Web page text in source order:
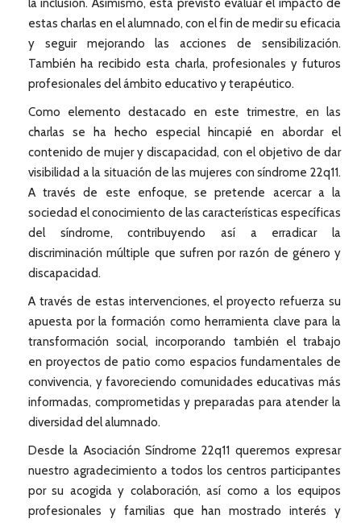
la inclusión. Asimismo, está previsto evaluar el impacto de
estas charlas en el alumnado, con el fin de medir su eficacia
y seguir mejorando las acciones de sensibilización.
También ha recibido esta charla, profesionales y futuros
profesionales del ámbito educativo y terapéutico.
Como elemento destacado en este trimestre, en las
charlas se ha hecho especial hincapié en abordar el
contenido de mujer y discapacidad, con el objetivo de dar
visibilidad a la situación de las mujeres con síndrome 22q11.
A través de este enfoque, se pretende acercar a la
sociedad el conocimiento de las características específicas
del síndrome, contribuyendo así a erradicar la
discriminación múltiple que sufren por razón de género y
discapacidad.
A través de estas intervenciones, el proyecto refuerza su
apuesta por la formación como herramienta clave para la
transformación social, incorporando también el trabajo
en proyectos de patio como espacios fundamentales de
convivencia, y favoreciendo comunidades educativas más
informadas, comprometidas y preparadas para atender la
diversidad del alumnado.
Desde la Asociación Síndrome 22q11 queremos expresar
nuestro agradecimiento a todos los centros participantes
por su acogida y colaboración, así como a los equipos
profesionales y familias que han mostrado interés y